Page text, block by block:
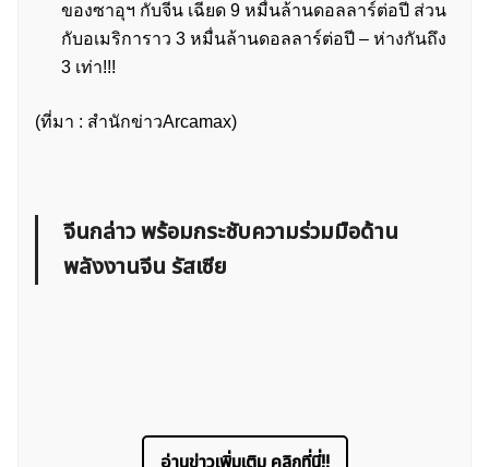
ของซาอุฯ กับจีน เฉียด 9 หมื่นล้านดอลลาร์ต่อปี ส่วน
กับอเมริการาว 3 หมื่นล้านดอลลาร์ต่อปี – ห่างกันถึง
3 เท่า!!!
(ที่มา : สำนักข่าวArcamax)
จีนกล่าว พร้อมกระชับความร่วมมือด้าน
พลังงานจีน รัสเซีย